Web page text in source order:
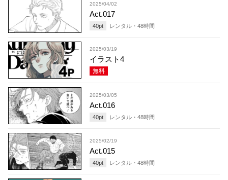
2025/04/02
Act.017
40pt レンタル・ 48時間
2025/03/19
イラスト4
無料
2025/03/05
Act.016
40pt レンタル・ 48時間
2025/02/19
Act.015
40pt レンタル・ 48時間